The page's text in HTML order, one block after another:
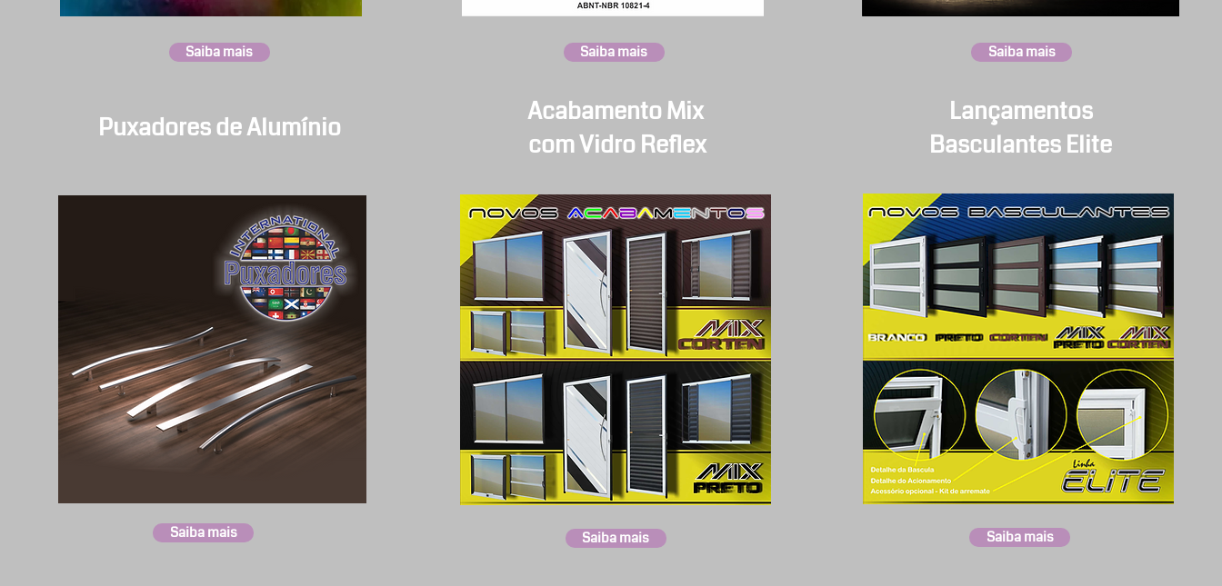
Saiba mais Saiba mais Saiba mais
Puxadores de Alumínio
Saiba mais
Acabamento Mix
com Vidro Reflex
Saiba mais
Lançamentos
Basculantes Elite
Saiba mais